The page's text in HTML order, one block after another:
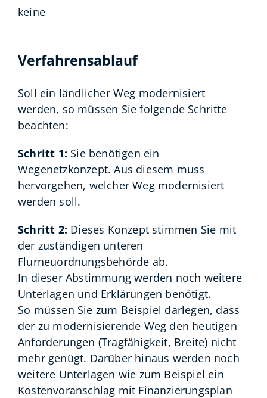
keine
Verfahrensablauf
Soll ein ländlicher Weg modernisiert
werden, so müssen Sie folgende Schritte
beachten:
Schritt 1: Sie benötigen ein
Wegenetzkonzept. Aus diesem muss
hervorgehen, welcher Weg modernisiert
werden soll.
Schritt 2: Dieses Konzept stimmen Sie mit
der zuständigen unteren
Flurneuordnungsbehörde ab.
In dieser Abstimmung werden noch weitere
Unterlagen und Erklärungen benötigt.
So müssen Sie zum Beispiel darlegen, dass
der zu modernisierende Weg den heutigen
Anforderungen (Tragfähigkeit, Breite) nicht
mehr genügt. Darüber hinaus werden noch
weitere Unterlagen wie zum Beispiel ein
Kostenvoranschlag mit Finanzierungsplan